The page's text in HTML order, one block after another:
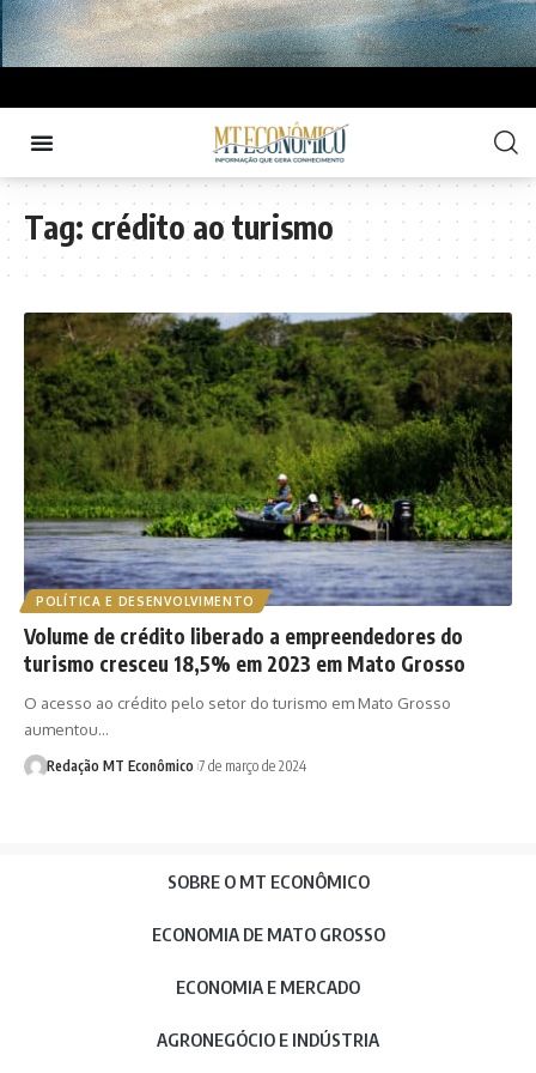
Tag: crédito ao turismo
POLÍTICA E DESENVOLVIMENTO
Volume de crédito liberado a empreendedores do
turismo cresceu 18,5% em 2023 em Mato Grosso
O acesso ao crédito pelo setor do turismo em Mato Grosso
aumentou…
Redação MT Econômico 7 de março de 2024
SOBRE O MT ECONÔMICO
ECONOMIA DE MATO GROSSO
ECONOMIA E MERCADO
AGRONEGÓCIO E INDÚSTRIA